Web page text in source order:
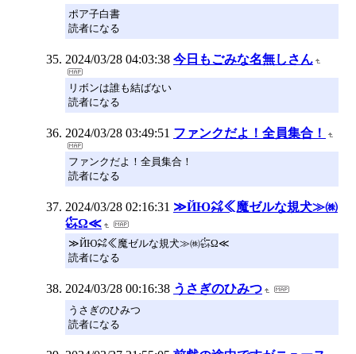
ポア子白書
読者になる
2024/03/28 04:03:38 今日もごみな名無しさん
リボンは誰も結ばない
読者になる
2024/03/28 03:49:51 ファンクだよ！全員集合！
ファンクだよ！全員集合！
読者になる
2024/03/28 02:16:31 ≫ЙЮ㌶≪魔ゼルな規犬≫㈱
㌫Ω≪
≫ЙЮ㌶≪魔ゼルな規犬≫㈱㌫Ω≪
読者になる
2024/03/28 00:16:38 うさぎのひみつ
うさぎのひみつ
読者になる